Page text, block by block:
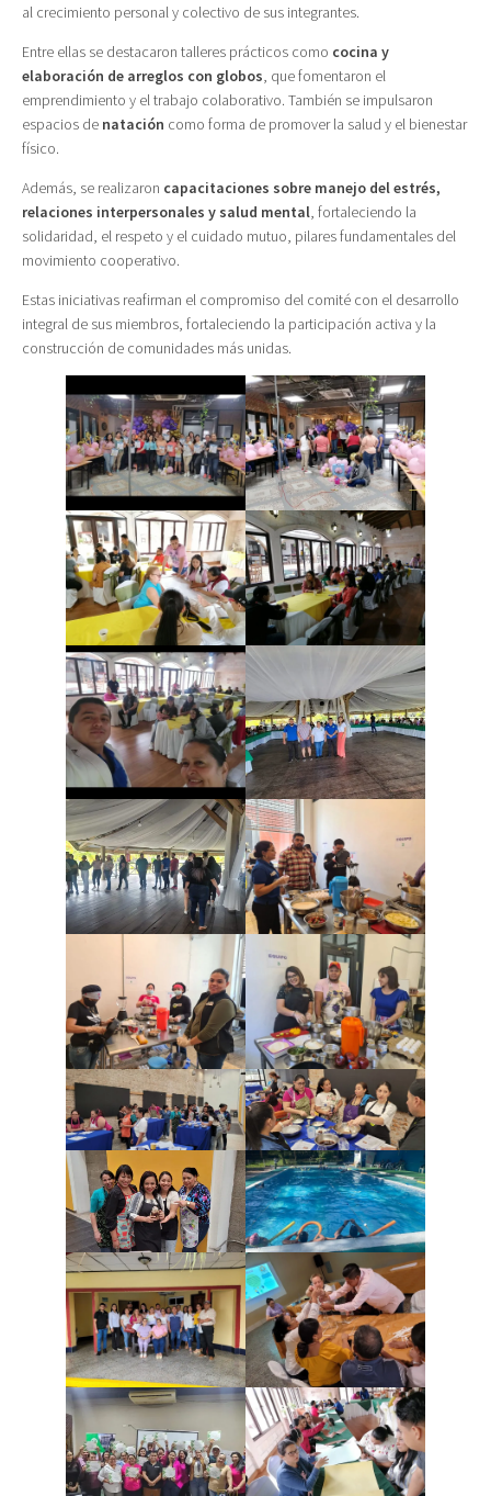
al crecimiento personal y colectivo de sus integrantes.
Entre ellas se destacaron talleres prácticos como cocina y
elaboración de arreglos con globos, que fomentaron el
emprendimiento y el trabajo colaborativo. También se impulsaron
espacios de natación como forma de promover la salud y el bienestar
físico.
Además, se realizaron capacitaciones sobre manejo del estrés,
relaciones interpersonales y salud mental, fortaleciendo la
solidaridad, el respeto y el cuidado mutuo, pilares fundamentales del
movimiento cooperativo.
Estas iniciativas reafirman el compromiso del comité con el desarrollo
integral de sus miembros, fortaleciendo la participación activa y la
construcción de comunidades más unidas.